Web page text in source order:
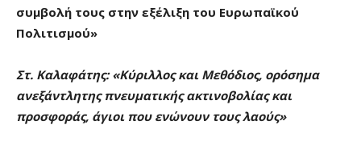
συμβολή τους στην εξέλιξη του Ευρωπαϊκού
Πολιτισμού»
Στ. Καλαφάτης: «Κύριλλος και Μεθόδιος, ορόσημα
ανεξάντλητης πνευματικής ακτινοβολίας και
προσφοράς, άγιοι που ενώνουν τους λαούς»